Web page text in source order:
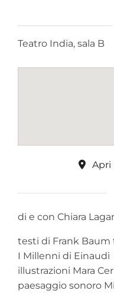
Teatro India, sala B
Apri
di e con Chiara
testi di Frank Baum
I Millenni di Einaudi
illustrazioni Mara
paesaggio sonoro